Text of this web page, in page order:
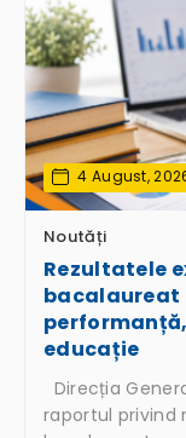
4 August,
Noutăți
Rezultatele
bacalaureat
educație
Direcția
raportul privind